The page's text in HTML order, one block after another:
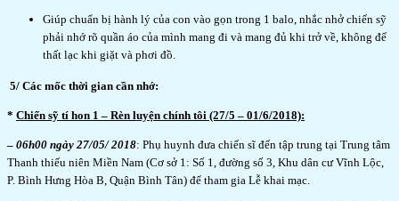
Giúp chuẩn bị hành lý của con vào gọn trong 1 balo, nhắc nhở chiến sỹ
phải nhớ rõ quần áo của mình mang đi và mang đủ khi trở về, không để
thất lạc khi giặt và phơi đồ.
5/ Các mốc thời gian cần nhớ:
* Chiến sỹ tí hon 1 – Rèn luyện chính tôi (27/5 – 01/6/2018):
– 06h00 ngày 27/05/ 2018: Phụ huynh đưa chiến sĩ đến tập trung tại Trung tâm
Thanh thiếu niên Miền Nam (Cơ sở 1: Số 1, đường số 3, Khu dân cư Vĩnh Lộc,
P. Bình Hưng Hòa B, Quận Bình Tân) để tham gia Lễ khai mạc.